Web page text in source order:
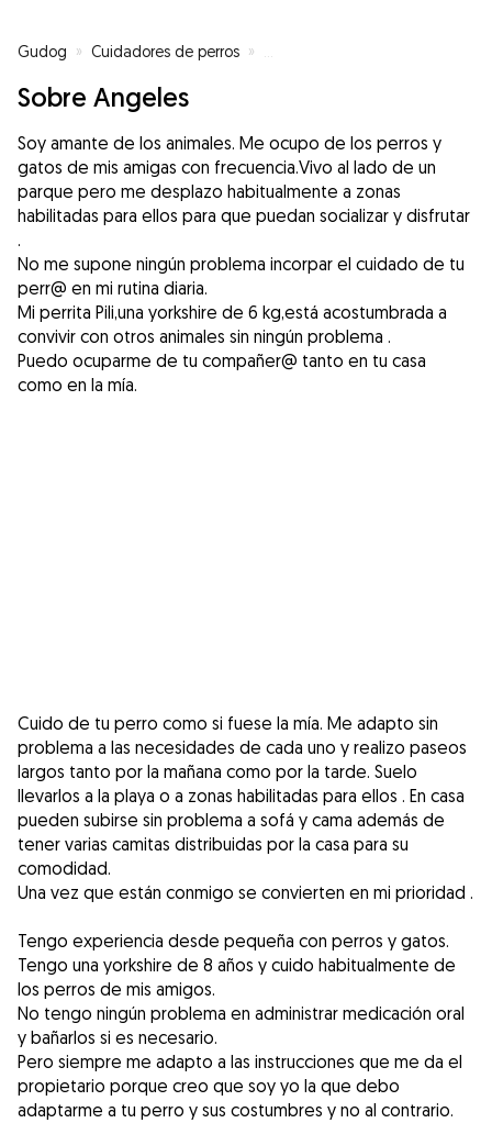
Gudog » Cuidadores de perros »
Sobre Angeles
Soy amante de los animales. Me ocupo de los perros y
gatos de mis amigas con frecuencia.Vivo al lado de un
parque pero me desplazo habitualmente a zonas
habilitadas para ellos para que puedan socializar y disfrutar
.
No me supone ningún problema incorpar el cuidado de tu
perr@ en mi rutina diaria.
Mi perrita Pili,una yorkshire de 6 kg,está acostumbrada a
convivir con otros animales sin ningún problema .
Puedo ocuparme de tu compañer@ tanto en tu casa
como en la mía.
Cuido de tu perro como si fuese la mía. Me adapto sin
problema a las necesidades de cada uno y realizo paseos
largos tanto por la mañana como por la tarde. Suelo
llevarlos a la playa o a zonas habilitadas para ellos . En casa
pueden subirse sin problema a sofá y cama además de
tener varias camitas distribuidas por la casa para su
comodidad.
Una vez que están conmigo se convierten en mi prioridad .
Tengo experiencia desde pequeña con perros y gatos.
Tengo una yorkshire de 8 años y cuido habitualmente de
los perros de mis amigos.
No tengo ningún problema en administrar medicación oral
y bañarlos si es necesario.
Pero siempre me adapto a las instrucciones que me da el
propietario porque creo que soy yo la que debo
adaptarme a tu perro y sus costumbres y no al contrario.